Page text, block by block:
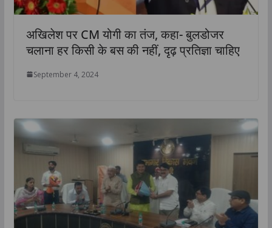
अखिलेश पर CM योगी का तंज, कहा- बुलडोजर
चलाना हर किसी के बस की नहीं, दृढ़ प्रतिज्ञा चाहिए
September 4, 2024